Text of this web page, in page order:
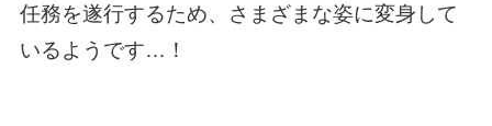
任務を遂行するため、さまざまな姿に変身して
いるようです…！